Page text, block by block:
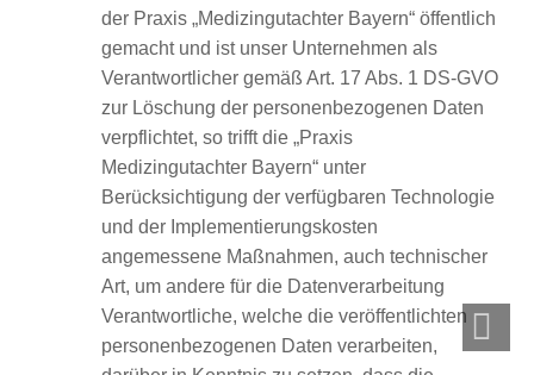
der Praxis „Medizingutachter Bayern“ öffentlich
gemacht und ist unser Unternehmen als
Verantwortlicher gemäß Art. 17 Abs. 1 DS-GVO
zur Löschung der personenbezogenen Daten
verpflichtet, so trifft die „Praxis
Medizingutachter Bayern“ unter
Berücksichtigung der verfügbaren Technologie
und der Implementierungskosten
angemessene Maßnahmen, auch technischer
Art, um andere für die Datenverarbeitung
Verantwortliche, welche die veröffentlichten
personenbezogenen Daten verarbeiten,